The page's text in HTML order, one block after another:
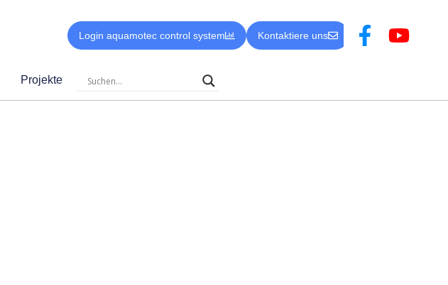
Login aquamotec control system Kontaktiere uns
Projekte